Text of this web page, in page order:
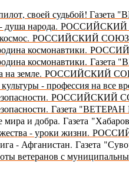
пилот, своей судьбой!
душа народа. РОССИЙСКИЙ
РОССИЙСКИЙ СОЮЗ
космонавтики.
космонавтики. Газета
на земле. РОССИЙСКИЙ
- профессия на все
РОССИЙСКИЙ
Газета
мира и добра. Газета
- уроки жизни.
- Афганистан. Газета
ветеранов с